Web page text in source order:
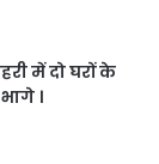
में दो घरों के
।